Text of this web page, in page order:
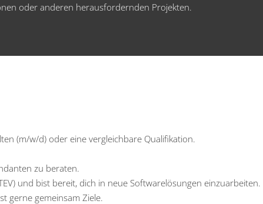
oder anderen herausfordernden Projekten.
(m/w/d) oder eine vergleichbare Qualifikation.
zu beraten.
und bist bereit, dich in neue Softwarelösungen einzuarbeiten.
gerne gemeinsam Ziele.